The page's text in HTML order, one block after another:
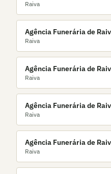
Raiva
Agência Funerária de
Raiva
Agência Funerária de
Raiva
Agência Funerária de
Raiva
Agência Funerária de
Raiva